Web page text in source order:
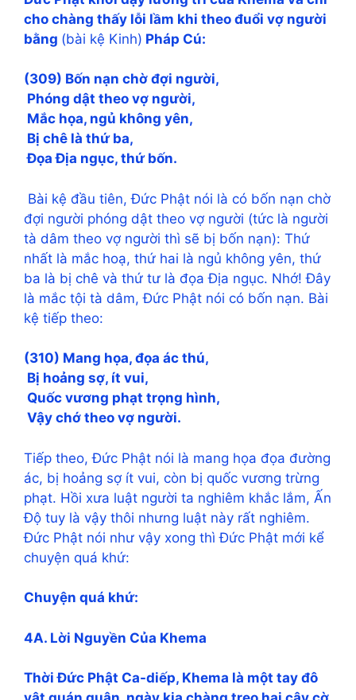
cho chàng thấy lỗi lầm khi theo đuổi vợ người
bằng (bài kệ Kinh) Pháp Cú:
(309) Bốn nạn chờ đợi người,
Phóng dật theo vợ người,
Mắc họa, ngủ không yên,
Bị chê là thứ ba,
Ðọa Địa ngục, thứ bốn.
Bài kệ đầu tiên, Đức Phật nói là có bốn nạn chờ
đợi người phóng dật theo vợ người (tức là người
tà dâm theo vợ người thì sẽ bị bốn nạn): Thứ
nhất là mắc hoạ, thứ hai là ngủ không yên, thứ
ba là bị chê và thứ tư là đọa Địa ngục. Nhớ! Đây
là mắc tội tà dâm, Đức Phật nói có bốn nạn. Bài
kệ tiếp theo:
(310) Mang họa, đọa ác thú,
Bị hoảng sợ, ít vui,
Quốc vương phạt trọng hình,
Vậy chớ theo vợ người.
Tiếp theo, Đức Phật nói là mang họa đọa đường
ác, bị hoảng sợ ít vui, còn bị quốc vương trừng
phạt. Hồi xưa luật người ta nghiêm khắc lắm, Ấn
Độ tuy là vậy thôi nhưng luật này rất nghiêm.
Đức Phật nói như vậy xong thì Đức Phật mới kể
chuyện quá khứ:
Chuyện quá khứ:
4A. Lời Nguyền Của Khema
Thời Đức Phật Ca-diếp, Khema là một tay đô